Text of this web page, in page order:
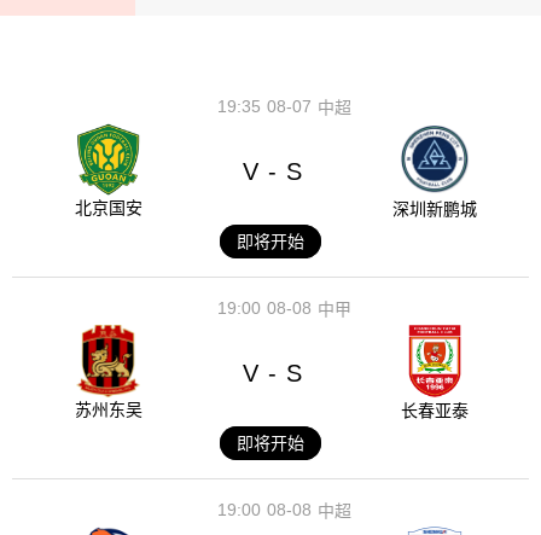
08-07
19:35 中超
北京国安
V - S
深圳新鹏城
即将开始
08-08
19:00 中甲
苏州东吴
V - S
长春亚泰
即将开始
08-08
19:00 中超